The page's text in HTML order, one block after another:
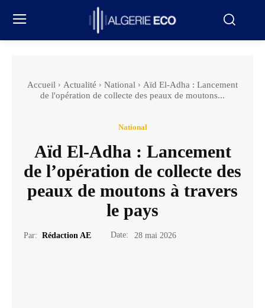
Accueil Actualité National
Aïd El-Adha : Lancement
de l'opération de collecte des peaux de moutons...
National
Aïd El-Adha : Lancement
de l’opération de collecte des
peaux de moutons à travers
le pays
Par: Rédaction AE Date: 28 mai 2026